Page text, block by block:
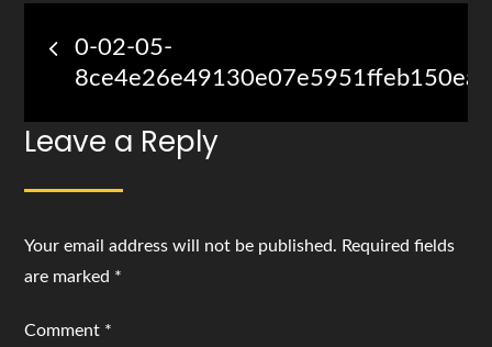
Post
navigation
0-02-05-
Leave a Reply
Your email address will not be published. Required fields
are marked *
Comment *